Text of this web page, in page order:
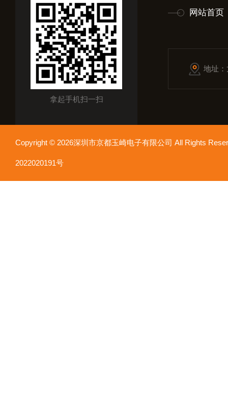
拿起手机扫一扫
网站首页
地址
Copyright © 2026深圳市京都玉崎电子有限公司 All Rights
2022020191号